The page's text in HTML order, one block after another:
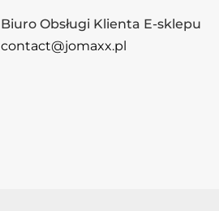
Biuro Obsługi Klienta E-sklepu
contact@jomaxx.pl